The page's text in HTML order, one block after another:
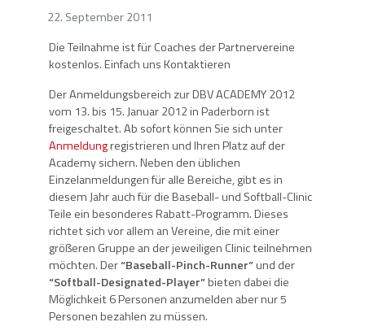
22. September 2011
Die Teilnahme ist für Coaches der Partnervereine
kostenlos. Einfach uns Kontaktieren
Der Anmeldungsbereich zur DBV ACADEMY 2012
vom 13. bis 15. Januar 2012 in Paderborn ist
freigeschaltet. Ab sofort können Sie sich unter
Anmeldungregistrieren und Ihren Platz auf der
Academy sichern. Neben den üblichen
Einzelanmeldungen für alle Bereiche, gibt es in
diesem Jahr auch für die Baseball- und Softball-Clinic
Teile ein besonderes Rabatt-Programm. Dieses
richtet sich vor allem an Vereine, die mit einer
größeren Gruppe an der jeweiligen Clinic teilnehmen
möchten. Der“Baseball-Pinch-Runner”und der
“Softball-Designated-Player”bieten dabei die
Möglichkeit 6 Personen anzumelden aber nur 5
Personen bezahlen zu müssen.